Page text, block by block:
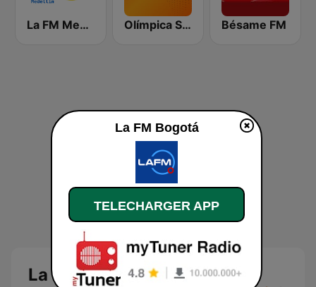
La FM Medellín Olímpica Stereo - Medellín 104.9 FM Bésame FM
La FM Bogotá
La FM Bogotá
TELECHARGER APP